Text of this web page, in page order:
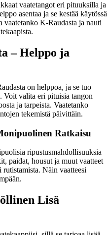
vaatetangot eri pituuksilla ja
asentaa ja se kestää käytössä
vaatetanko K-Raudasta ja nauti
– Helppo ja
on helppoa, ja se tuo
Voit valita eri pituisia tangon
ja tarpeista. Vaatetanko
tekemistä päivittäin.
Ratkaisu
ripustusmahdollisuuksia
paidat, housut ja muut vaatteet
Näin vaatteesi
Lisä